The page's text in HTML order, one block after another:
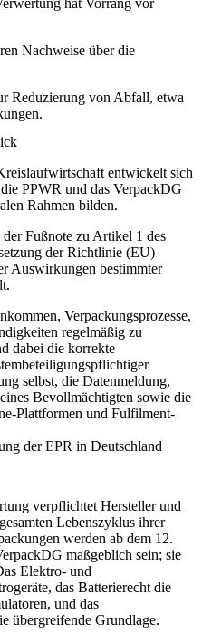
hat Vorrang vor
Nachweise über die
Reduzierung von Abfall, etwa
entwickelt sich
PPWR und das VerpackDG
Rahmen bilden.
Fußnote zu Artikel 1 des
der Richtlinie (EU)
Auswirkungen bestimmter
Verpackungsprozesse,
regelmäßig zu
dabei die korrekte
selbst, die Datenmeldung,
Bevollmächtigten sowie die
Plattformen und Fulfilment-
der EPR in Deutschland
verpflichtet Hersteller und
Lebenszyklus ihrer
werden ab dem 12.
maßgeblich sein; sie
Elektro- und
das Batterierecht die
und das
übergreifende Grundlage.